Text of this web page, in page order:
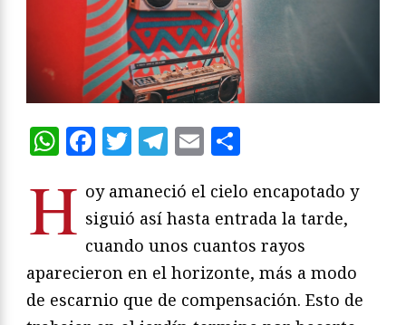
WhatsApp
Facebook
Twitter
Telegram
Email
H oy amaneció el cielo encapotado y
siguió así hasta entrada la tarde,
cuando unos cuantos rayos
aparecieron en el horizonte, más a modo
de escarnio que de compensación. Esto de